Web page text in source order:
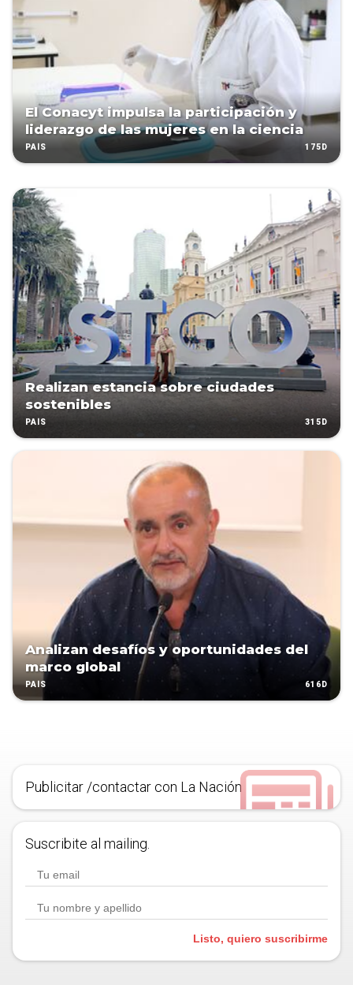
El Conacyt impulsa la participación y
liderazgo de las mujeres en la ciencia
PAÍS 175D
Realizan estancia sobre ciudades
sostenibles
PAÍS 315D
Analizan desafíos y oportunidades del
marco global
PAÍS 616D
Publicitar /contactar con La Nación
Suscribite al mailing.
Listo, quiero suscribirme